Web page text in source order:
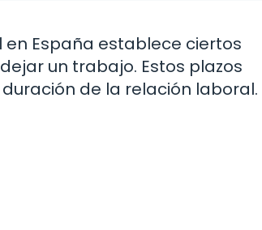
España establece ciertos
un trabajo. Estos plazos
de la relación laboral.